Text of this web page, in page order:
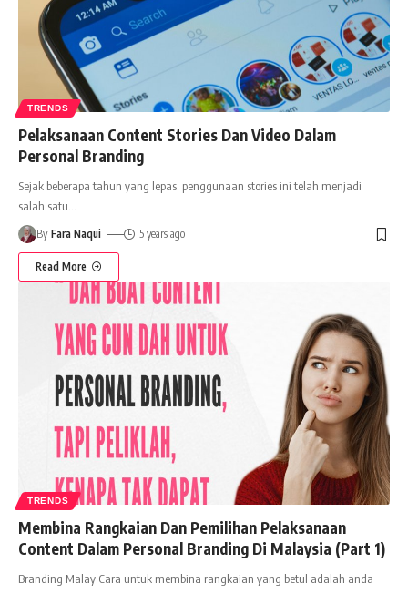
TRENDS
Pelaksanaan Content Stories Dan Video Dalam
Personal Branding
Sejak beberapa tahun yang lepas, penggunaan stories ini telah menjadi
salah satu
By Fara Naqui 5 years ago
Read More
TRENDS
Membina Rangkaian Dan Pemilihan Pelaksanaan
Content Dalam Personal Branding Di Malaysia (Part 1)
Branding Malay Cara untuk membina rangkaian yang betul adalah anda